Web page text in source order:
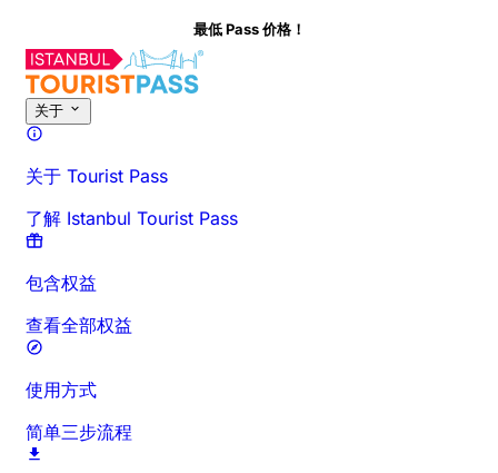
最低 Pass 价格！
关于
关于 Tourist Pass
了解 Istanbul Tourist Pass
包含权益
查看全部权益
使用方式
简单三步流程
时间与时长 详细介绍 出行须知